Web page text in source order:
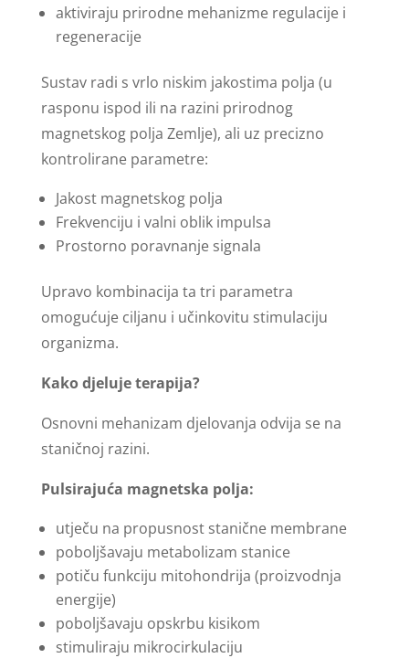
aktiviraju prirodne mehanizme regulacije i
regeneracije
Sustav radi s vrlo niskim jakostima polja (u
rasponu ispod ili na razini prirodnog
magnetskog polja Zemlje), ali uz precizno
kontrolirane parametre:
Jakost magnetskog polja
Frekvenciju i valni oblik impulsa
Prostorno poravnanje signala
Upravo kombinacija ta tri parametra
omogućuje ciljanu i učinkovitu stimulaciju
organizma.
Kako djeluje terapija?
Osnovni mehanizam djelovanja odvija se na
staničnoj razini.
Pulsirajuća magnetska polja:
utječu na propusnost stanične membrane
poboljšavaju metabolizam stanice
potiču funkciju mitohondrija (proizvodnja
energije)
poboljšavaju opskrbu kisikom
stimuliraju mikrocirkulaciju